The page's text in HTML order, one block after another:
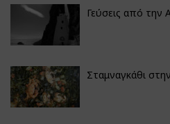
Γεύσεις από την
Σταμναγκάθι